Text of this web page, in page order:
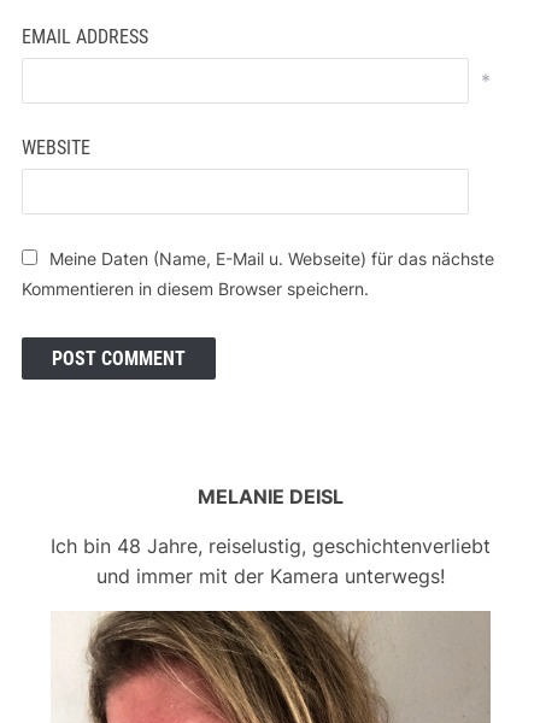
EMAIL ADDRESS
*
WEBSITE
Meine Daten (Name, E-Mail u. Webseite) für das nächste
Kommentieren in diesem Browser speichern.
MELANIE DEISL
Ich bin 48 Jahre, reiselustig, geschichtenverliebt
und immer mit der Kamera unterwegs!